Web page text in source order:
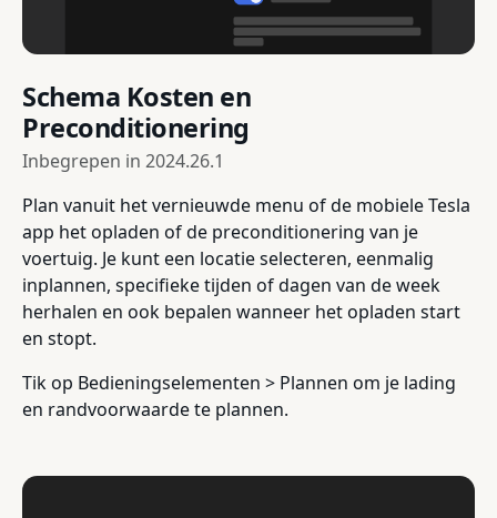
Schema Kosten en
Preconditionering
Inbegrepen in 2024.26.1
Plan vanuit het vernieuwde menu of de mobiele Tesla
app het opladen of de preconditionering van je
voertuig. Je kunt een locatie selecteren, eenmalig
inplannen, specifieke tijden of dagen van de week
herhalen en ook bepalen wanneer het opladen start
en stopt.
Tik op Bedieningselementen > Plannen om je lading
en randvoorwaarde te plannen.